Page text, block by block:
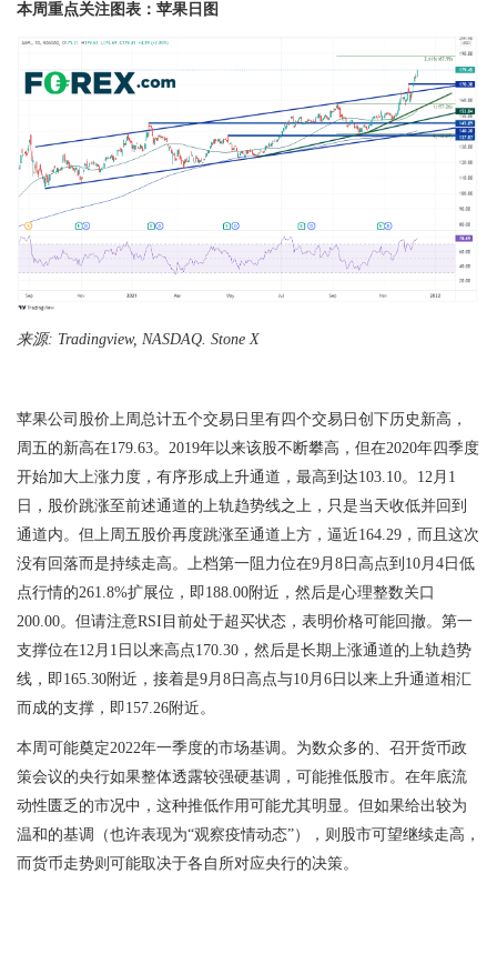
本周重点关注图表：苹果日图
来源: Tradingview, NASDAQ. Stone X
苹果公司股价上周总计五个交易日里有四个交易日创下历史新高，
周五的新高在179.63。 2019年以来该股不断攀高，但在2020年四季度
开始加大上涨力度，有序形成上升通道，最高到达103.10。 12月 1
日，股价跳涨至前述通道的上轨趋势线之上，只是当天收低并回到
通道内。但上周五股价再度跳涨至通道上方，逼近164.29 ，而且这次
没有回落而是持续走高。上档第一阻力位在9月 8 日高点到 10月 4 日低
点行情的261.8%扩展位，即188.00附近，然后是心理整数关口
200.00。但请注意RSI 目前处于超买状态，表明价格可能回撤。第一
支撑位在12月 1 日以来高点170.30 ，然后是长期上涨通道的上轨趋势
线，即165.30附近，接着是9月 8 日高点与10月 6 日以来上升通道相汇
而成的支撑，即157.26附近。
本周可能奠定2022年一季度的市场基调。为数众多的、召开货币政
策会议的央行如果整体透露较强硬基调，可能推低股市。在年底流
动性匮乏的市况中，这种推低作用可能尤其明显。但如果给出较为
温和的基调（也许表现为“观察疫情动态”），则股市可望继续走高，
而货币走势则可能取决于各自所对应央行的决策。